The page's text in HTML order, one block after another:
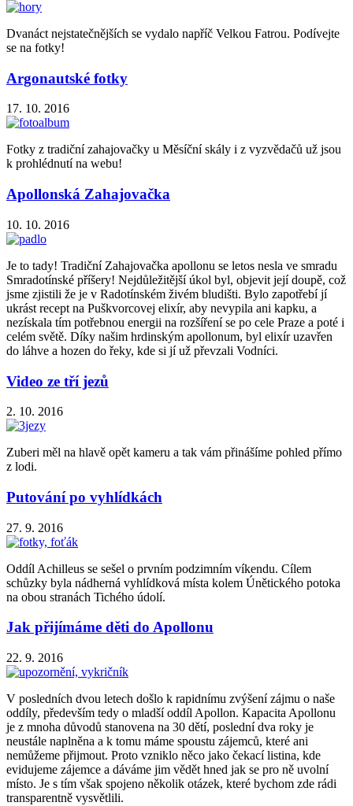
Dvanáct nejstatečnějších se vydalo napříč Velkou Fatrou. Podívejte
se na fotky!
Argonautské fotky
17. 10. 2016
Fotky z tradiční zahajovačky u Měsíční skály i z vyzvědačů už jsou
k prohlédnutí na webu!
Apollonská Zahajovačka
10. 10. 2016
Je to tady! Tradiční Zahajovačka apollonu se letos nesla ve smradu
Smradotínské příšery! Nejdůležitější úkol byl, objevit její doupě, což
jsme zjistili že je v Radotínském živém bludišti. Bylo zapotřebí jí
ukrást recept na Puškvorcovej elixír, aby nevypila ani kapku, a
nezískala tím potřebnou energii na rozšíření se po cele Praze a poté i
celém světě. Díky našim hrdinským apollonum, byl elixír uzavřen
do láhve a hozen do řeky, kde si jí už převzali Vodníci.
Video ze tří jezů
2. 10. 2016
Zuberi měl na hlavě opět kameru a tak vám přinášíme pohled přímo
z lodi.
Putování po vyhlídkách
27. 9. 2016
Oddíl Achilleus se sešel o prvním podzimním víkendu. Cílem
schůzky byla nádherná vyhlídková místa kolem Únětického potoka
na obou stranách Tichého údolí.
Jak přijímáme děti do Apollonu
22. 9. 2016
V posledních dvou letech došlo k rapidnímu zvýšení zájmu o naše
oddíly, především tedy o mladší oddíl Apollon. Kapacita Apollonu
je z mnoha důvodů stanovena na 30 dětí, poslední dva roky je
neustále naplněna a k tomu máme spoustu zájemců, které ani
nemůžeme přijmout. Proto vzniklo něco jako čekací listina, kde
evidujeme zájemce a dáváme jim vědět hned jak se pro ně uvolní
místo. Je s tím však spojeno několik otázek, které bychom zde rádi
transparentně vysvětlili.